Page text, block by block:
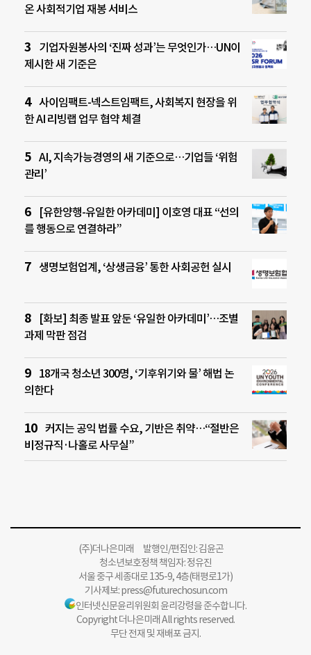
온 사회적기업 재봉 서비스
기업자원봉사의 ‘진짜 성과’는 무엇인가…UN이
제시한 새 기준은
사이임팩트-넥스트임팩트, 사회복지 현장을 위
한 AI 리빙랩 업무 협약 체결
AI, 지속가능경영의 새 기준으로…기업들 ‘위험
관리’
[유한양행-유일한 아카데미] 이호영 대표 “선의
를 행동으로 연결하라”
생명보험업계, ‘상생금융’ 통한 사회공헌 실시
[화보] 최종 발표 앞둔 ‘유일한 아카데미’…조별
과제 막판 점검
18개국 청소년 300명, ‘기후위기와 물’ 해법 논
의한다
커지는 공익 법률 수요, 기반은 취약…“절반은
비정규직·나홀로 사무실”
(주)더나은미래 발행인/편집인: 김윤곤
청소년보호정책 책임자: 정유진
서울 중구 세종대로 135-9, 4층(태평로1가)
기사제보:press@futurechosun.com
인터넷신문윤리위원회 윤리강령을 준수합니다.
Copyright 더나은미래 All rights reserved.
무단 전재 및 재배포 금지.